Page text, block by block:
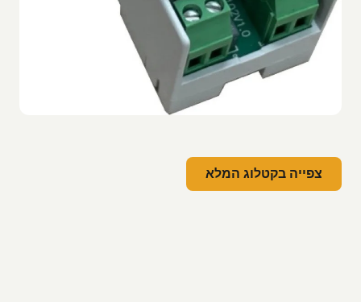
צפייה בקטלוג המלא